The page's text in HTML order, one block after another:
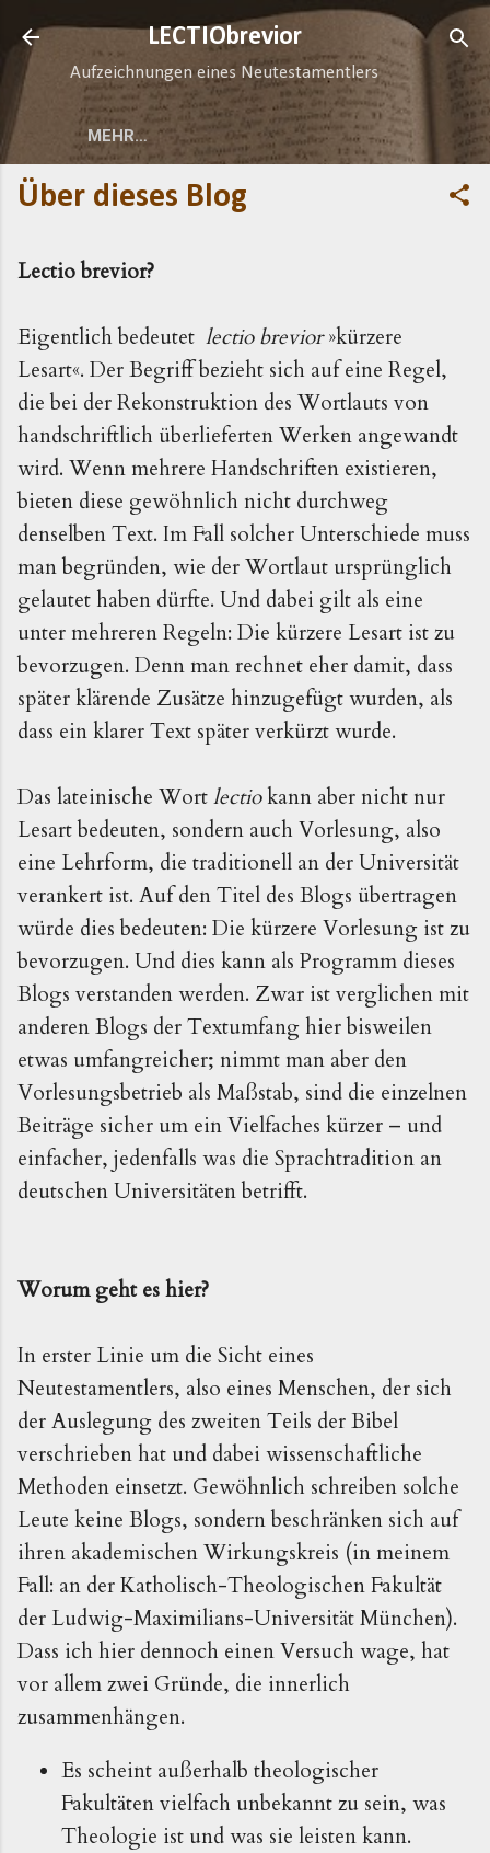
Direkt zum Hauptbereich
LECTIObrevior
Aufzeichnungen eines Neutestamentlers
MEHR…
Über dieses Blog
Lectio brevior?
Eigentlich bedeutet lectio brevior»kürzere
Lesart«. Der Begriff bezieht sich auf eine Regel,
die bei der Rekonstruktion des Wortlauts von
handschriftlich überlieferten Werken angewandt
wird. Wenn mehrere Handschriften existieren,
bieten diese gewöhnlich nicht durchweg
denselben Text. Im Fall solcher Unterschiede muss
man begründen, wie der Wortlaut ursprünglich
gelautet haben dürfte. Und dabei gilt als eine
unter mehreren Regeln: Die kürzere Lesart ist zu
bevorzugen. Denn man rechnet eher damit, dass
später klärende Zusätze hinzugefügt wurden, als
dass ein klarer Text später verkürzt wurde.
Das lateinische Wortlectiokann aber nicht nur
Lesart bedeuten, sondern auch Vorlesung, also
eine Lehrform, die traditionell an der Universität
verankert ist. Auf den Titel des Blogs übertragen
würde dies bedeuten: Die kürzere Vorlesung ist zu
bevorzugen. Und dies kann als Programm dieses
Blogs verstanden werden. Zwar ist verglichen mit
anderen Blogs der Textumfang hier bisweilen
etwas umfangreicher; nimmt man aber den
Vorlesungsbetrieb als Maßstab, sind die einzelnen
Beiträge sicher um ein Vielfaches kürzer – und
einfacher, jedenfalls was die Sprachtradition an
deutschen Universitäten betrifft.
Worum geht es hier?
In erster Linie um die Sicht eines
Neutestamentlers, also eines Menschen, der sich
der Auslegung des zweiten Teils der Bibel
verschrieben hat und dabei wissenschaftliche
Methoden einsetzt. Gewöhnlich schreiben solche
Leute keine Blogs, sondern beschränken sich auf
ihren akademischen Wirkungskreis (in meinem
Fall: an der Katholisch-Theologischen Fakultät
der Ludwig-Maximilians-Universität München).
Dass ich hier dennoch einen Versuch wage, hat
vor allem zwei Gründe, die innerlich
zusammenhängen.
Es scheint außerhalb theologischer
Fakultäten vielfach unbekannt zu sein, was
Theologie ist und was sie leisten kann.